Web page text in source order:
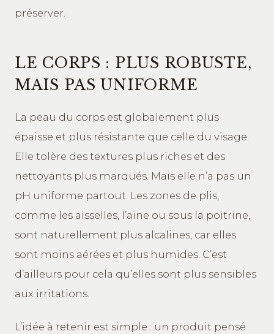
préserver.
LE CORPS : PLUS ROBUSTE,
MAIS PAS UNIFORME
La peau du corps est globalement plus
épaisse et plus résistante que celle du visage.
Elle tolère des textures plus riches et des
nettoyants plus marqués. Mais elle n’a pas un
pH uniforme partout. Les zones de plis,
comme les aisselles, l’aine ou sous la poitrine,
sont naturellement plus alcalines, car elles
sont moins aérées et plus humides. C’est
d’ailleurs pour cela qu’elles sont plus sensibles
aux irritations.
L’idée à retenir est simple : un produit pensé